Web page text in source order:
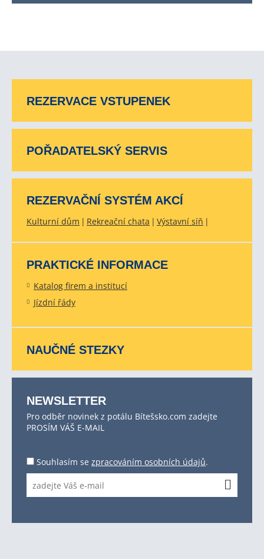
REZERVACE VSTUPENEK
POŘADATELSKÝ SERVIS
REZERVAČNÍ SYSTÉM AKCÍ
Kulturní dům Rekreační chata Výstavní síň
PRAKTICKÉ INFORMACE
Katalog firem a institucí
Jízdní řády
NAUČNÉ STEZKY
NEWSLETTER
Pro odběr novinek z potálu Bítešsko.com zadejte
PROSÍM VÁŠ E-MAIL
Souhlasím se zpracováním osobních údajů.